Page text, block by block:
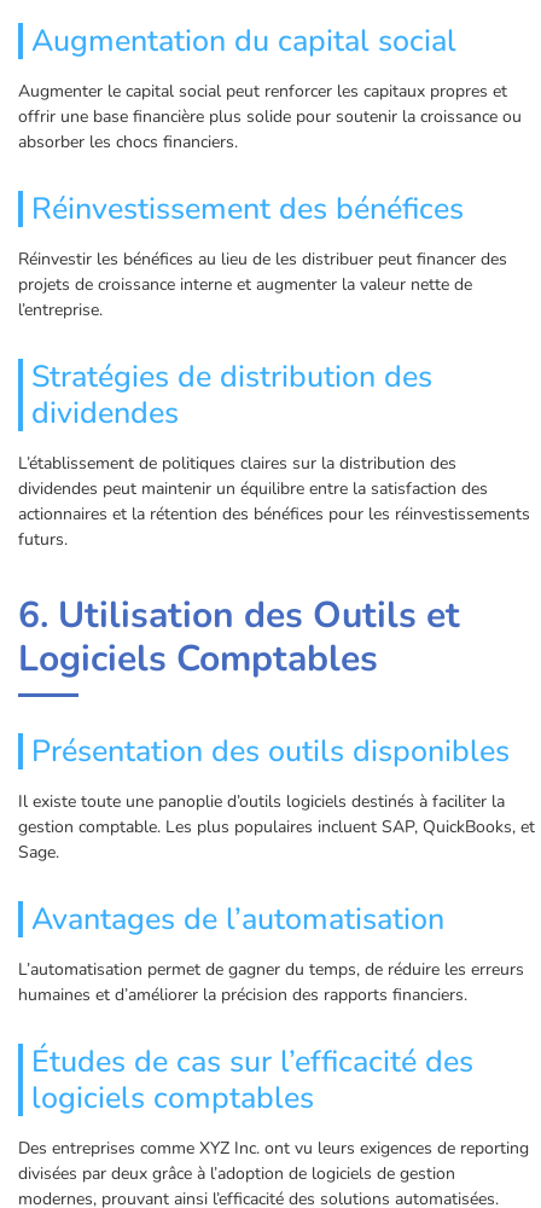
Augmentation du capital social
Augmenter le capital social peut renforcer les capitaux propres et
offrir une base financière plus solide pour soutenir la croissance ou
absorber les chocs financiers.
Réinvestissement des bénéfices
Réinvestir les bénéfices au lieu de les distribuer peut financer des
projets de croissance interne et augmenter la valeur nette de
l’entreprise.
Stratégies de distribution des
dividendes
L’établissement de politiques claires sur la distribution des
dividendes peut maintenir un équilibre entre la satisfaction des
actionnaires et la rétention des bénéfices pour les réinvestissements
futurs.
6. Utilisation des Outils et
Logiciels Comptables
Présentation des outils disponibles
Il existe toute une panoplie d’outils logiciels destinés à faciliter la
gestion comptable. Les plus populaires incluent SAP, QuickBooks, et
Sage.
Avantages de l’automatisation
L’automatisation permet de gagner du temps, de réduire les erreurs
humaines et d’améliorer la précision des rapports financiers.
Études de cas sur l’efficacité des
logiciels comptables
Des entreprises comme XYZ Inc. ont vu leurs exigences de reporting
divisées par deux grâce à l’adoption de logiciels de gestion
modernes, prouvant ainsi l’efficacité des solutions automatisées.